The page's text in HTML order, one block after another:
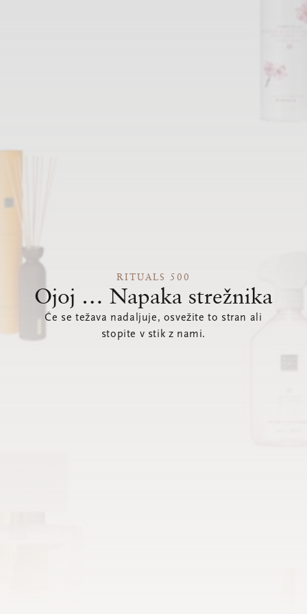
RITUALS 500
Ojoj … Napaka strežnika
Če se težava nadaljuje, osvežite to stran ali
stopite v stik z nami.